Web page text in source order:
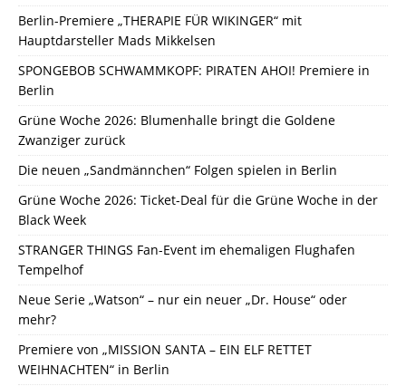
Berlin-Premiere „THERAPIE FÜR WIKINGER“ mit
Hauptdarsteller Mads Mikkelsen
SPONGEBOB SCHWAMMKOPF: PIRATEN AHOI! Premiere in
Berlin
Grüne Woche 2026: Blumenhalle bringt die Goldene
Zwanziger zurück
Die neuen „Sandmännchen“ Folgen spielen in Berlin
Grüne Woche 2026: Ticket-Deal für die Grüne Woche in der
Black Week
STRANGER THINGS Fan-Event im ehemaligen Flughafen
Tempelhof
Neue Serie „Watson“ – nur ein neuer „Dr. House“ oder
mehr?
Premiere von „MISSION SANTA – EIN ELF RETTET
WEIHNACHTEN“ in Berlin